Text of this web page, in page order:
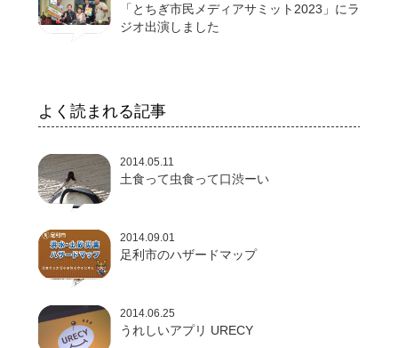
「とちぎ市民メディアサミット2023」にラ
ジオ出演しました
よく読まれる記事
2014.05.11
土食って虫食って口渋ーい
2014.09.01
足利市のハザードマップ
2014.06.25
うれしいアプリ URECY